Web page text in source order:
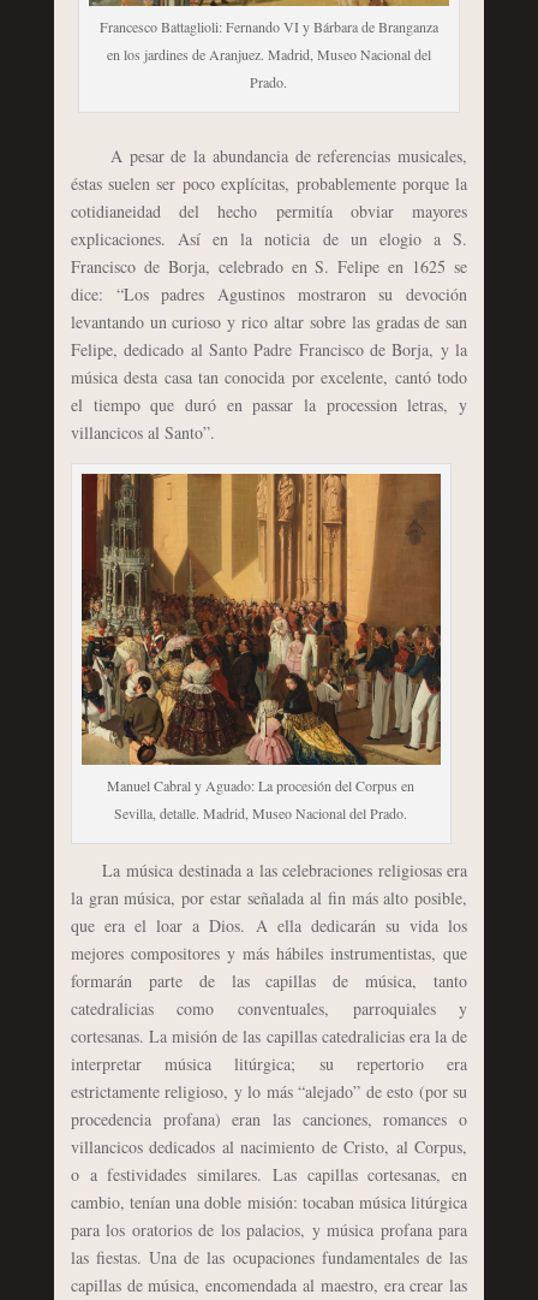
Francesco Battaglioli: Fernando VI y Bárbara de Branganza
en los jardines de Aranjuez. Madrid, Museo Nacional del
Prado.
A pesar de la abundancia de referencias musicales,
éstas suelen ser poco explícitas, probablemente porque la
cotidianeidad del hecho permitía obviar mayores
explicaciones. Así en la noticia de un elogio a S.
Francisco de Borja, celebrado en S. Felipe en 1625 se
dice: “Los padres Agustinos mostraron su devoción
levantando un curioso y rico altar sobre las gradas de san
Felipe, dedicado al Santo Padre Francisco de Borja, y la
música desta casa tan conocida por excelente, cantó todo
el tiempo que duró en passar la procession letras, y
villancicos al Santo”.
Manuel Cabral y Aguado: La procesión del Corpus en
Sevilla, detalle. Madrid, Museo Nacional del Prado.
La música destinada a las celebraciones religiosas era
la gran música, por estar señalada al fin más alto posible,
que era el loar a Dios. A ella dedicarán su vida los
mejores compositores y más hábiles instrumentistas, que
formarán parte de las capillas de música, tanto
catedralicias como conventuales, parroquiales y
cortesanas. La misión de las capillas catedralicias era la de
interpretar música litúrgica; su repertorio era
estrictamente religioso, y lo más “alejado” de esto (por su
procedencia profana) eran las canciones, romances o
villancicos dedicados al nacimiento de Cristo, al Corpus,
o a festividades similares. Las capillas cortesanas, en
cambio, tenían una doble misión: tocaban música litúrgica
para los oratorios de los palacios, y música profana para
las fiestas. Una de las ocupaciones fundamentales de las
capillas de música, encomendada al maestro, era crear las